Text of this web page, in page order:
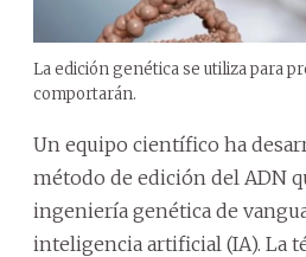
La edición genética se utiliza para
comportarán.
Un equipo científico ha
método de edición del ADN
ingeniería genética de
inteligencia artificial (IA). La